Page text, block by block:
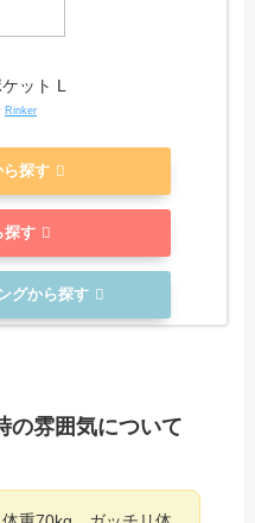
ット L
Rinker
探す
探す
グから探す
の雰囲気について